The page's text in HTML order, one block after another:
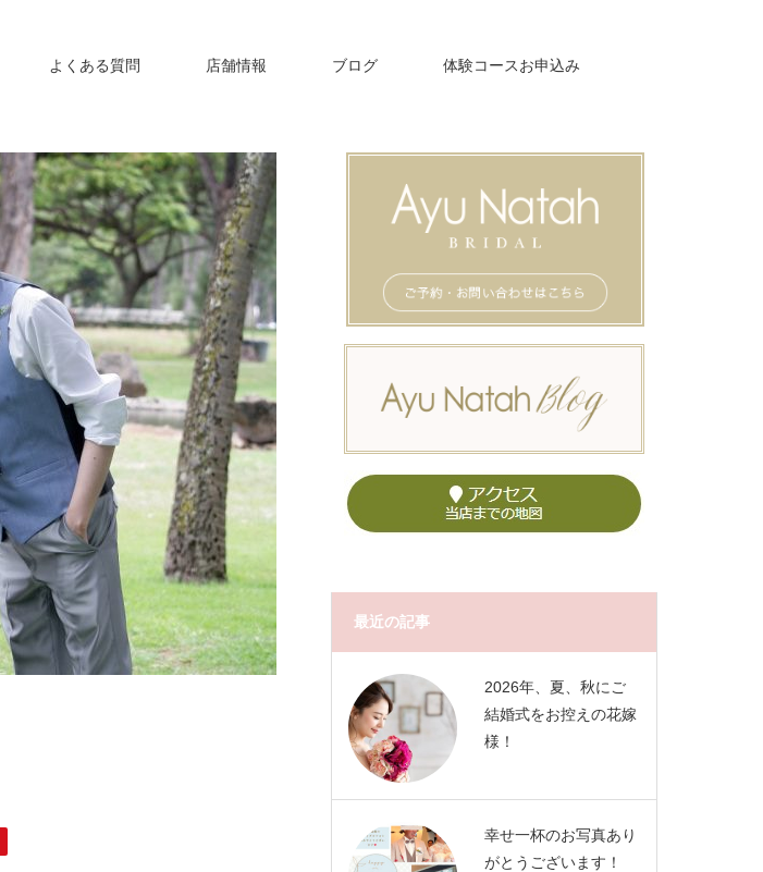
よくある質問 店舗情報 ブログ 体験コースお申込み
最近の記事
2026年、夏、秋にご
結婚式をお控えの花嫁
様！
幸せ一杯のお写真あり
がとうございます！